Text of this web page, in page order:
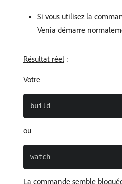
Si vous utilisez la
Venia démarre
Résultat réel :
Votre
ou
La commande semble